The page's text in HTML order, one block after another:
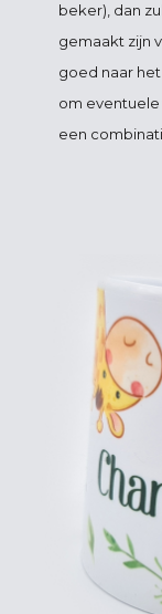
beker), dan
gemaakt zijn
goed naar
om
een